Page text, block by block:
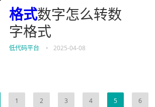
格式数字怎么转数
字格式
低代码平台 • 2025-04-08
1 2 3 4 5 6